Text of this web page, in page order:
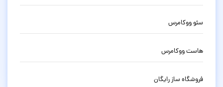
سئو ووکامرس
هاست ووکامرس
فروشگاه ساز رایگان